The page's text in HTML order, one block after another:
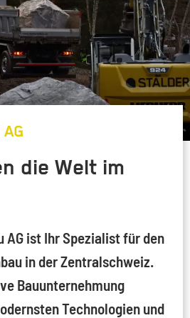
die Welt im
AG ist Ihr Spezialist für den
in der Zentralschweiz.
Bauunternehmung
Technologien und